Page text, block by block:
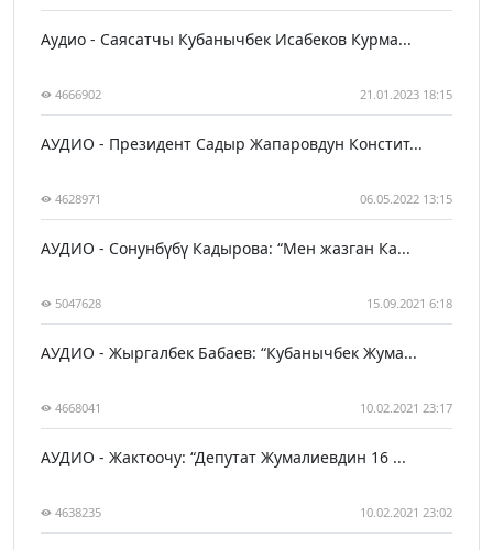
Аудио - Саясатчы Кубанычбек Исабеков Курма...
4666902 21.01.2023 18:15
АУДИО - Президент Садыр Жапаровдун Констит...
4628971 06.05.2022 13:15
АУДИО - Сонунбүбү Кадырова: “Мен жазган Ка...
5047628 15.09.2021 6:18
АУДИО - Жыргалбек Бабаев: “Кубанычбек Жума...
4668041 10.02.2021 23:17
АУДИО - Жактоочу: “Депутат Жумалиевдин 16 ...
4638235 10.02.2021 23:02